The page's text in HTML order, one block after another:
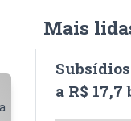
Mais
a R$